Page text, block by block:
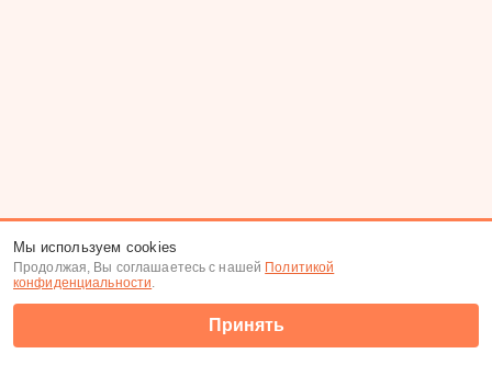
Мы используем cookies
Продолжая, Вы соглашаетесь с нашей Политикой
конфиденциальности.
Принять